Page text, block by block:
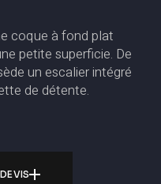
coque à fond plat
petite superficie. De
un escalier intégré
de détente.